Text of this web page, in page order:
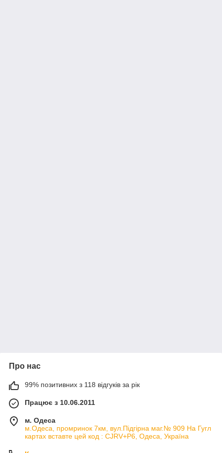
Про нас
99% позитивних з 118 відгуків за рік
Працює з 10.06.2011
м. Одеса
м.Одеса, промринок 7км, вул.Підгірна маг.№ 909 На Гугл
картах вставте цей код : CJRV+P6, Одеса, Україна